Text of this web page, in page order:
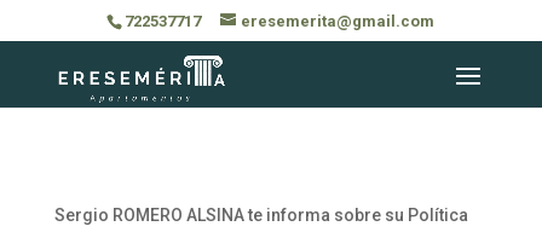
722537717 eresemerita@gmail.com
Sergio ROMERO ALSINA te informa sobre su Política